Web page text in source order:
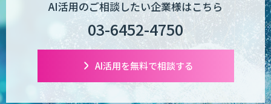
AI活用のご相談したい企業様はこちら
03-6452-4750
AI活用を無料で相談する